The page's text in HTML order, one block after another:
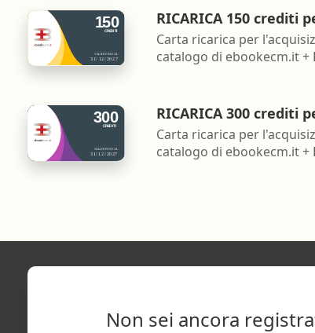
RICARICA 150 crediti
Carta ricarica per
catalogo di ebookecm.it
RICARICA 300 crediti
Carta ricarica per
catalogo di ebookecm.it
Non sei ancora